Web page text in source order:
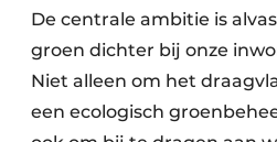
De centrale ambitie is
groen dichter bij onze
Niet alleen om het
een ecologisch